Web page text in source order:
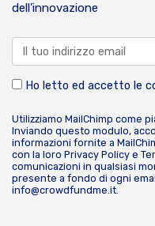
dell’innovazione
Ho letto ed accetto le
Utilizziamo MailChimp come
Inviando questo modulo,
informazioni fornite a
con la loro Privacy Policy e
comunicazioni in qualsiasi
presente a fondo di ogni
info@crowdfundme.it